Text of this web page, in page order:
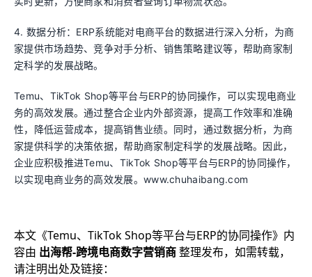
4. 数据分析：ERP系统能对电商平台的数据进行深入分析，为商
家提供市场趋势、竞争对手分析、销售策略建议等，帮助商家制
定科学的发展战略。
Temu、TikTok Shop等平台与ERP的协同操作，可以实现电商业
务的高效发展。通过整合企业内外部资源，提高工作效率和准确
性，降低运营成本，提高销售业绩。同时，通过数据分析，为商
家提供科学的决策依据，帮助商家制定科学的发展战略。因此，
企业应积极推进Temu、TikTok Shop等平台与ERP的协同操作，
以实现电商业务的高效发展。www.chuhaibang.com
本文《Temu、TikTok Shop等平台与ERP的协同操作》内
容由 出海帮-跨境电商数字营销商整理发布，如需转载，
请注明出处及链接：